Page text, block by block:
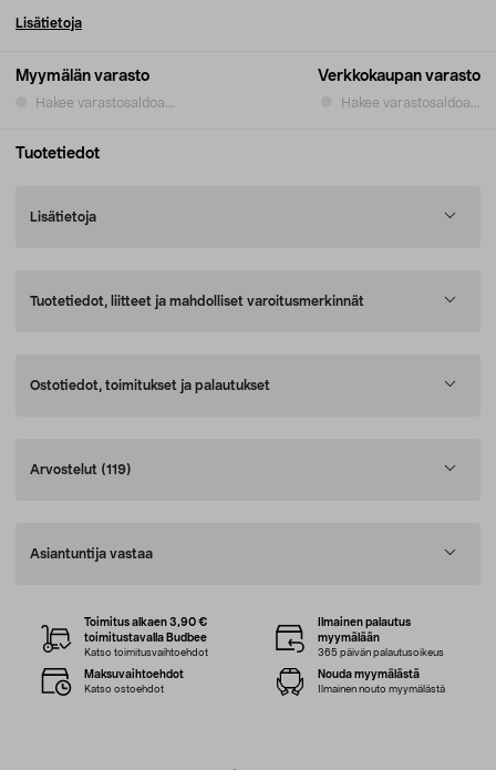
Myymälän varasto
Hakee varastosaldoa...
Verkkokaupan varasto
Hakee varastosaldoa...
Lisätietoja
Tuotetiedot
Lisätietoja
Tuotetiedot, liitteet ja mahdolliset varoitusmerkinnät
Ostotiedot, toimitukset ja palautukset
Arvostelut (119)
Asiantuntija vastaa
Toimitus alkaen 3,90 €
toimitustavalla Budbee
Katso toimitusvaihtoehdot
Ilmainen palautus
myymälään
365 päivän palautusoikeus
Maksuvaihtoehdot
Katso ostoehdot
Nouda myymälästä
Ilmainen nouto myymälästä